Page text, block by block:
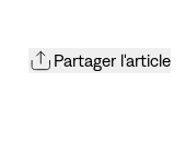
Partager l'article